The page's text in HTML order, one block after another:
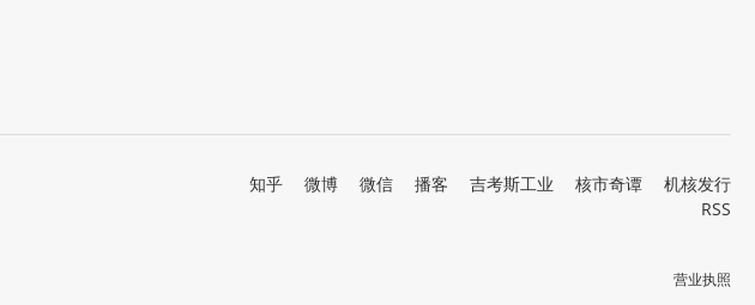
知乎 微博 微信 播客 吉考斯工业 核市奇谭
机核发行
RSS
营业执照